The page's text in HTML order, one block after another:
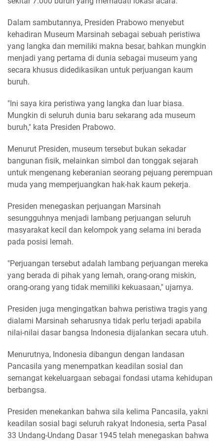
Dalam sambutannya, Presiden Prabowo menyebut
kehadiran Museum Marsinah sebagai sebuah peristiwa
yang langka dan memiliki makna besar, bahkan mungkin
menjadi yang pertama di dunia sebagai museum yang
secara khusus didedikasikan untuk perjuangan kaum
buruh.
"Ini saya kira peristiwa yang langka dan luar biasa.
Mungkin di seluruh dunia baru sekarang ada museum
buruh," kata Presiden Prabowo.
Menurut Presiden, museum tersebut bukan sekadar
bangunan fisik, melainkan simbol dan tonggak sejarah
untuk mengenang keberanian seorang pejuang perempuan
muda yang memperjuangkan hak-hak kaum pekerja.
Presiden menegaskan perjuangan Marsinah
sesungguhnya menjadi lambang perjuangan seluruh
masyarakat kecil dan kelompok yang selama ini berada
pada posisi lemah.
"Perjuangan tersebut adalah lambang perjuangan mereka
yang berada di pihak yang lemah, orang-orang miskin,
orang-orang yang tidak memiliki kekuasaan," ujarnya.
Presiden juga mengingatkan bahwa peristiwa tragis yang
dialami Marsinah seharusnya tidak perlu terjadi apabila
nilai-nilai dasar bangsa Indonesia dijalankan secara utuh.
Menurutnya, Indonesia dibangun dengan landasan
Pancasila yang menempatkan keadilan sosial dan
semangat kekeluargaan sebagai fondasi utama kehidupan
berbangsa.
Presiden menekankan bahwa sila kelima Pancasila, yakni
keadilan sosial bagi seluruh rakyat Indonesia, serta Pasal
33 Undang-Undang Dasar 1945 telah menegaskan bahwa